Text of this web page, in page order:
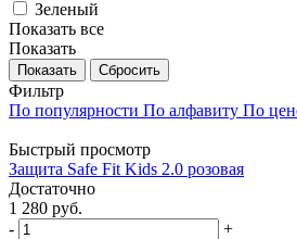
Зеленый
Показать все
Показать
Сбросить
Фильтр
По популярности По алфавиту По
Быстрый просмотр
Защита Safe Fit Kids 2.0 розовая
Достаточно
1 280 руб.
-
+